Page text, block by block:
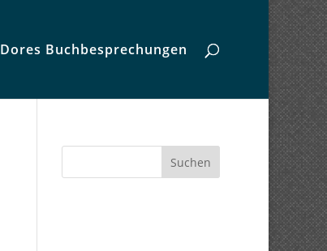
Dores Buchbesprechungen
Suchen